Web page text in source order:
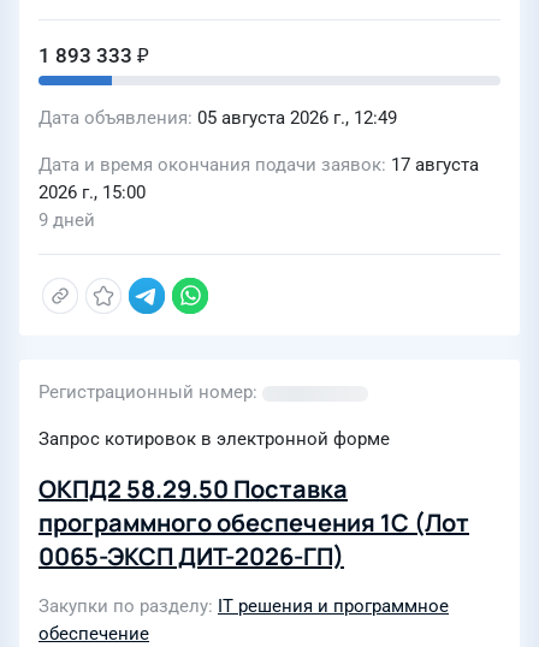
1 893 333 ₽
Дата объявления 05 августа 2026 г., 12:49
Дата и время окончания подачи заявок 17 августа
2026 г., 15:00
9 дней
Регистрационный номер
Запрос котировок в электронной форме
ОКПД2 58.29.50 Поставка
программного обеспечения 1С (Лот
0065-ЭКСП ДИТ-2026-ГП)
Закупки по разделу IT решения и программное
обеспечение